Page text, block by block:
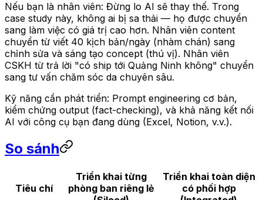
Nếu bạn là nhân viên: Đừng lo AI sẽ thay thế. Trong
case study này, không ai bị sa thải — họ được chuyển
sang làm việc có giá trị cao hơn. Nhân viên content
chuyển từ viết 40 kịch bản/ngày (nhàm chán) sang
chỉnh sửa và sáng tạo concept (thú vị). Nhân viên
CSKH từ trả lời "có ship tới Quảng Ninh không" chuyển
sang tư vấn chăm sóc da chuyên sâu.
Kỹ năng cần phát triển: Prompt engineering cơ bản,
kiểm chứng output (fact-checking), và khả năng kết nối
AI với công cụ bạn đang dùng (Excel, Notion, v.v.).
So sánh
Tiêu chí
Triển khai từng
phòng ban riêng lẻ
Triển khai toàn diện
có phối hợp